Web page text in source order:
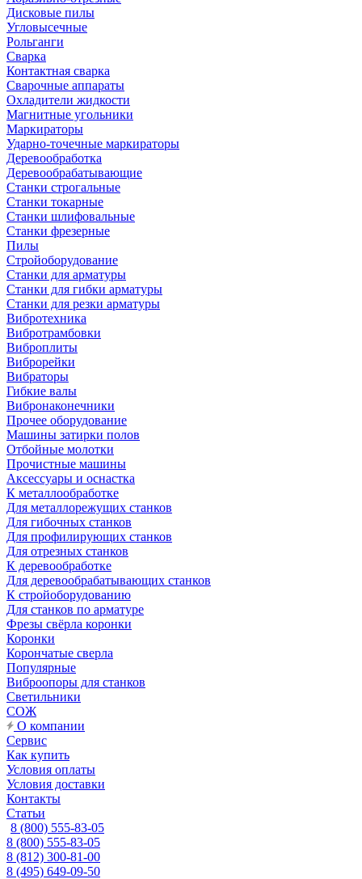
Дисковые пилы
Угловысечные
Рольганги
Сварка
Контактная сварка
Сварочные аппараты
Охладители жидкости
Магнитные угольники
Маркираторы
Ударно-точечные маркираторы
Деревообработка
Деревообрабатывающие
Станки строгальные
Станки токарные
Станки шлифовальные
Станки фрезерные
Пилы
Стройоборудование
Станки для арматуры
Станки для гибки арматуры
Станки для резки арматуры
Вибротехника
Вибротрамбовки
Виброплиты
Виброрейки
Вибраторы
Гибкие валы
Вибронаконечники
Прочее оборудование
Машины затирки полов
Отбойные молотки
Прочистные машины
Аксeccyapы и оснастка
К металлообработке
Для металлорежущих станков
Для гибочных станков
Для профилирующих станков
Для отрезных станков
К деревообработке
Для деревообрабатывающих станков
К стройоборудованию
Для станков по арматуре
Фрезы свёрла коронки
Коронки
Корончатые сверла
Популярные
Виброопоры для станков
Светильники
СОЖ
О компании
Сервис
Как купить
Условия оплаты
Условия доставки
Контакты
Статьи
8 (800) 555-83-05
8 (800) 555-83-05
8 (812) 300-81-00
8 (495) 649-09-50